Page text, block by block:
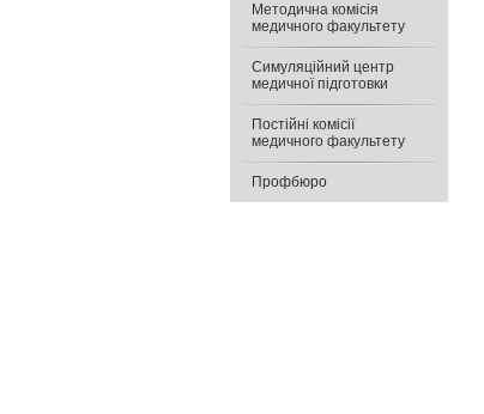
Методична комісія
медичного факультету
Симуляційний центр
медичної підготовки
Постійні комісії
медичного факультету
Профбюро